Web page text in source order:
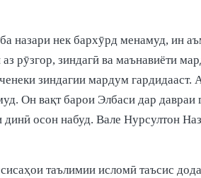
назари нек бархӯрд менамуд, ин
рӯзгор, зиндагӣ ва маънавиёти
зиндагии мардум гардидааст.
Он вақт барои Элбаси дар
осон набуд. Вале Нурсултон
таълимии исломӣ таъсис